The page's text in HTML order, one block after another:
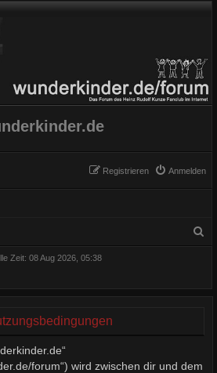
Anmelden
Registrieren
Zeit: 08 Aug 2026, 05:38
forum“) wird zwischen dir und dem